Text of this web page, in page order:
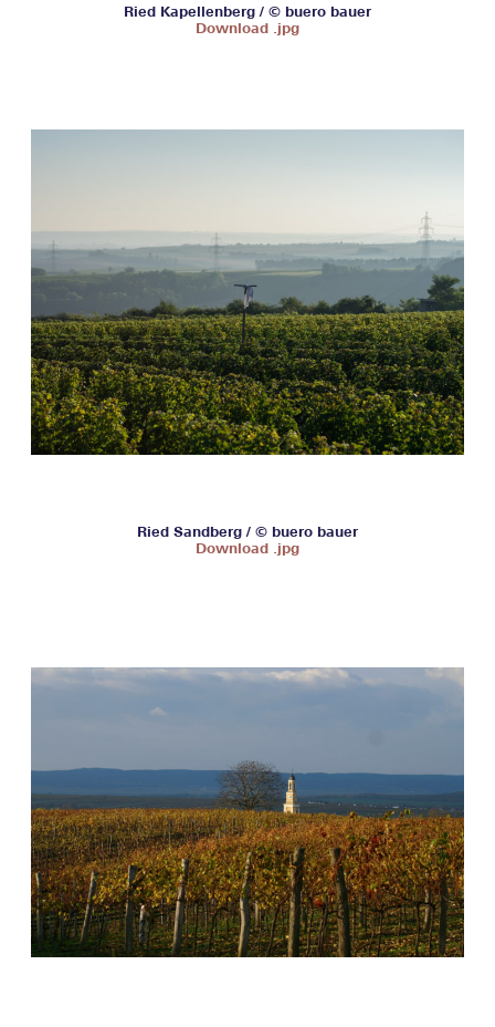
Ried Kapellenberg / © buero bauer
Download .jpg
Ried Sandberg / © buero bauer
Download .jpg